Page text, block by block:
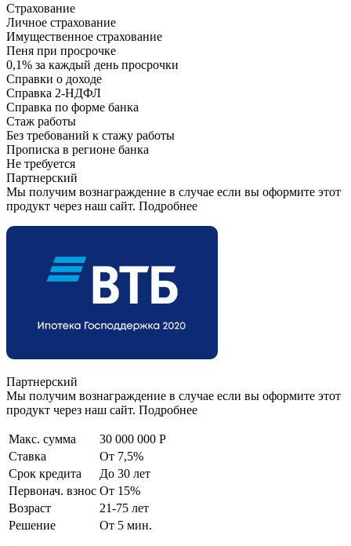
Страхование
Личное страхование
Имущественное страхование
Пеня при просрочке
0,1% за каждый день просрочки
Справки о доходе
Справка 2-НДФЛ
Справка по форме банка
Стаж работы
Без требований к стажу работы
Прописка в регионе банка
Не требуется
Партнерский
Мы получим вознаграждение в случае если вы оформите этот
продукт через наш сайт. Подробнее
Партнерский
Мы получим вознаграждение в случае если вы оформите этот
продукт через наш сайт. Подробнее
Макс. сумма
30 000 000 Р
Ставка
От 7,5%
Срок кредита
До 30 лет
Первонач. взнос От 15%
Возраст
21-75 лет
Решение
От 5 мин.